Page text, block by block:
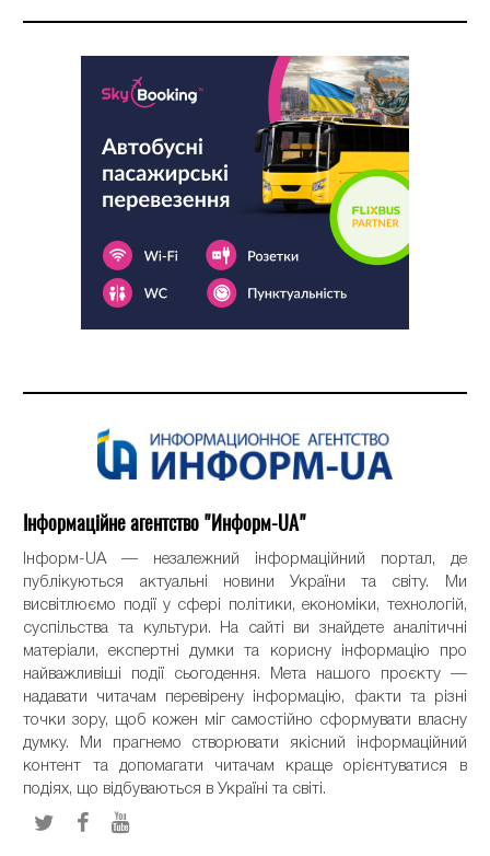
Інформаційне агентство "Информ-UA"
Інформ-UA — незалежний інформаційний портал, де
публікуються актуальні новини України та світу. Ми
висвітлюємо події у сфері політики, економіки, технологій,
суспільства та культури. На сайті ви знайдете аналітичні
матеріали, експертні думки та корисну інформацію про
найважливіші події сьогодення. Мета нашого проєкту —
надавати читачам перевірену інформацію, факти та різні
точки зору, щоб кожен міг самостійно сформувати власну
думку. Ми прагнемо створювати якісний інформаційний
контент та допомагати читачам краще орієнтуватися в
подіях, що відбуваються в Україні та світі.